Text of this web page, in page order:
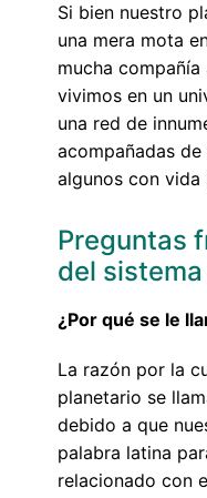
Si bien nuestro
una mera mota
mucha compañía
vivimos en un
una red de
acompañadas
algunos con vida
Preguntas
del
¿Por qué se le
La razón por la
planetario se
debido a que
palabra latina
relacionado con